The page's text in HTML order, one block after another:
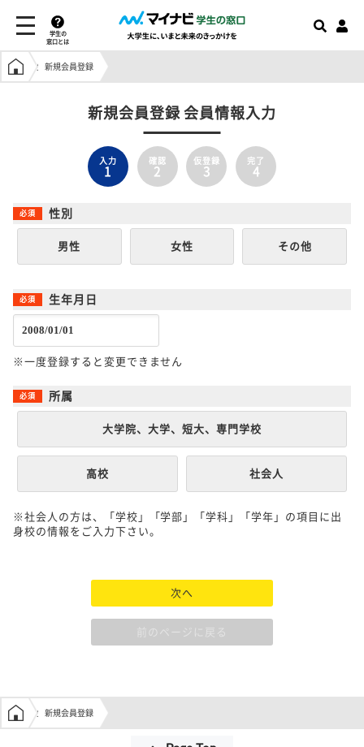
学生の
窓口とは
学生の窓口トップ
新規会員登録
新規会員登録 会員情報入力
入力
1
確認
2
仮登録
3
完了
4
性別
男性 女性 その他
生年月日
※一度登録すると変更できません
所属
大学院、大学、短大、専門学校
高校 社会人
※社会人の方は、「学校」「学部」「学科」「学年」の項目に出
身校の情報をご入力下さい。
次へ
前のページに戻る
学生の窓口トップ
新規会員登録